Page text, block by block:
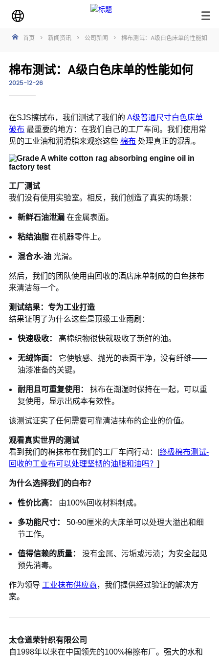
首页 > 新闻资讯 > 公司新闻 > 棉布测试：A级白色床单的性能如何
棉布测试：A级白色床单的性能如何
2025-12-26